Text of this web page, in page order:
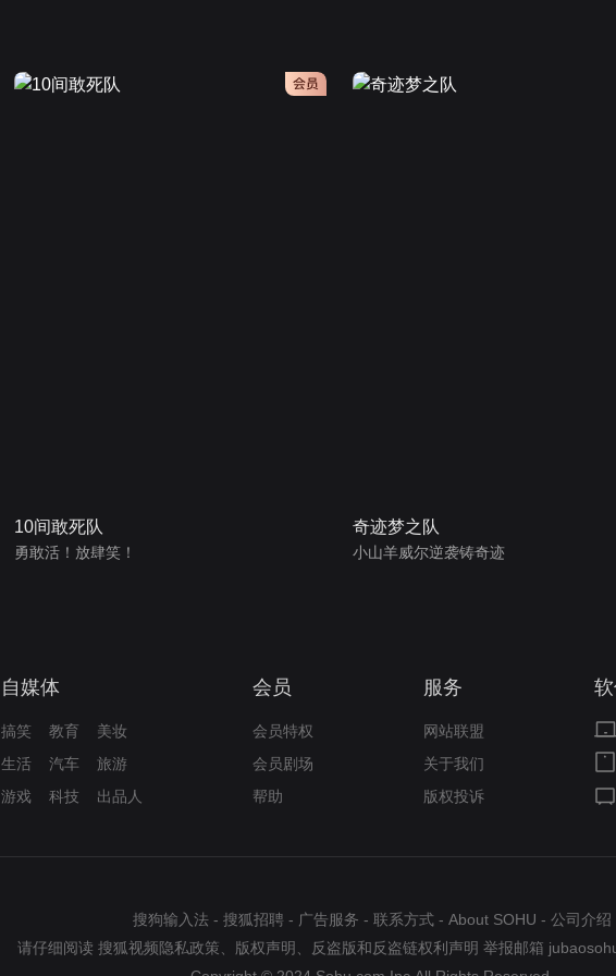
会员
10间敢死队
勇敢活！放肆笑！
奇迹梦之队
小山羊威尔逆袭铸奇迹
自媒体
搞笑 教育
美妆
生活
汽车
旅游
游戏
科技 出品人
会员
会员特权
会员剧场
帮助
服务
网站联盟
关于我们
版权投诉
搜狗输入法 - 搜狐招聘 - 广告服务 - 联系方式 - About SOHU - 公司介绍
请仔细阅读 搜狐视频隐私政策 版权声明 反盗版和反盗链权利声明 举报邮箱